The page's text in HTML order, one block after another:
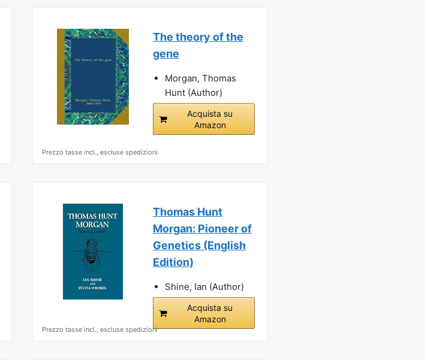
The theory of the
gene
Morgan, Thomas
Hunt (Author)
Acquista su
Amazon
Prezzo tasse incl., escluse spedizioni
Thomas Hunt
Morgan: Pioneer of
Genetics (English
Edition)
Shine, Ian (Author)
Acquista su
Amazon
Prezzo tasse incl., escluse spedizioni